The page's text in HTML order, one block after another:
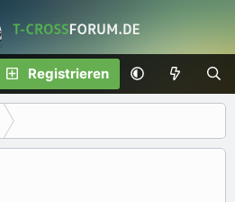
Registrieren